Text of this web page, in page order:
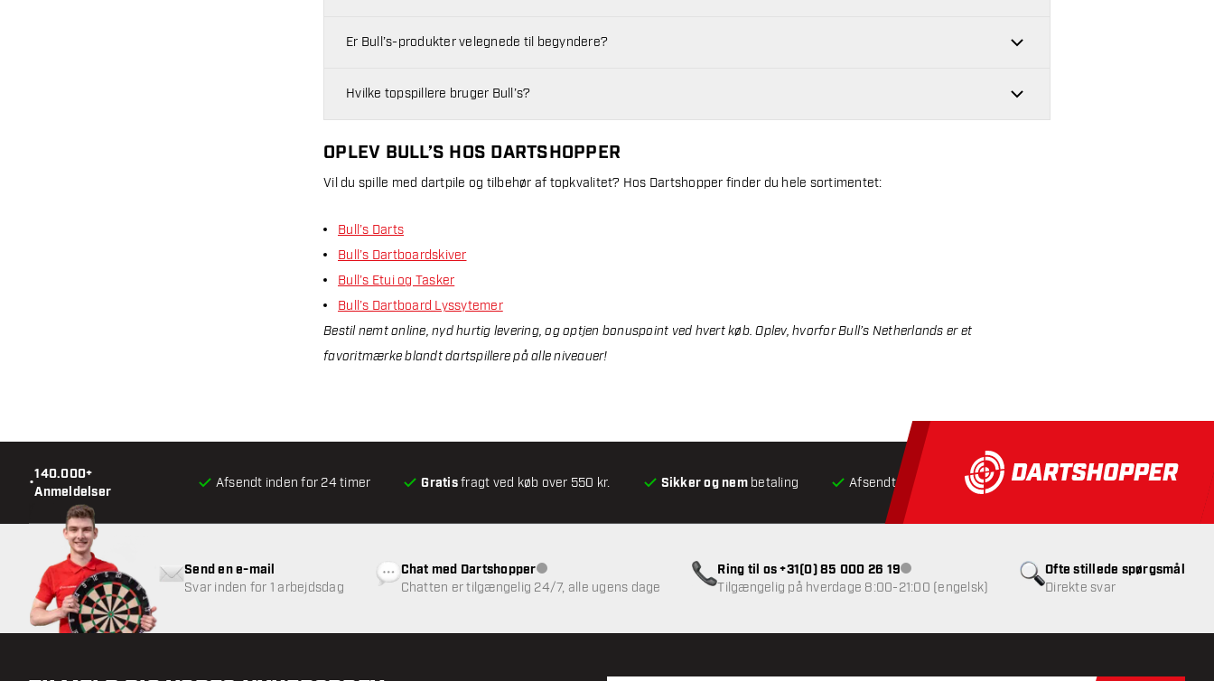
Er Bull’s-produkter velegnede til begyndere?
Hvilke topspillere bruger Bull’s?
OPLEV BULL’S HOS DARTSHOPPER
Vil du spille med dartpile og tilbehør af topkvalitet? Hos Dartshopper finder du hele sortimentet:
Bull’s Darts
Bull’s Dartboardskiver
Bull’s Etui og Tasker
Bull’s Dartboard Lyssytemer
Bestil nemt online, nyd hurtig levering, og optjen bonuspoint ved hvert køb. Oplev, hvorfor Bull’s Netherlands er et
favoritmærke blandt dartspillere på alle niveauer!
•
140.000+
Anmeldelser
Afsendt inden for 24 timer Gratisfragt ved køb over 550 kr. Sikker og nembetaling Afsendt inden for 24 timer Gratisfragt ved køb over
Ofte stillede spørgsmål
Direkte svar
Send en e-mail
Svar inden for 1 arbejdsdag
Chat med DartshopperKundeservice ikke tilgængelig
Chatten er tilgængelig 24/7, alle ugens dage
Ring til os +31(0) 85 000 26 19Kundeservice ikke tilgængelig
Tilgængelig på hverdage 8:00-21:00 (engelsk)